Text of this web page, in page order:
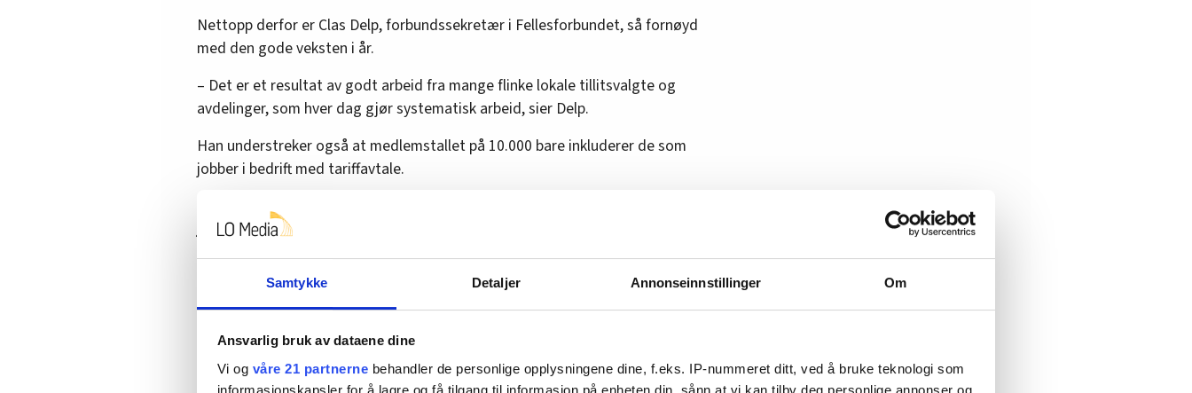
Samtykke Detaljer Annonseinnstillinger Om
Ansvarlig bruk av dataene dine
Vi og våre 21 partnerne behandler de personlige opplysningene dine, f.eks. IP-nummeret ditt, ved å bruke teknologi som
informasjonskapsler for å lagre og få tilgang til informasjon på enheten din, sånn at vi kan tilby deg personlige annonser og
Nettopp derfor er Clas Delp, forbundssekretær i Fellesforbundet, så fornøyd
med den gode veksten i år.
– Det er et resultat av godt arbeid fra mange flinke lokale tillitsvalgte og
avdelinger, som hver dag gjør systematisk arbeid, sier Delp.
Han understreker også at medlemstallet på 10.000 bare inkluderer de som
jobber i bedrift med tariffavtale.
Det reelle tallet på organiserte i bransjen er enda høyere, for i tillegg
jobber noen tusen medlemmer i bedrifter uten tariffavtale.